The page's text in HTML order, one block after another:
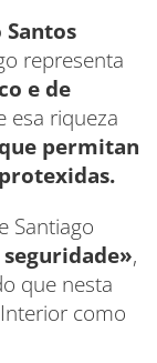
Santos
representa
e de
esa riqueza
permitan
Santiago
,
que nesta
como